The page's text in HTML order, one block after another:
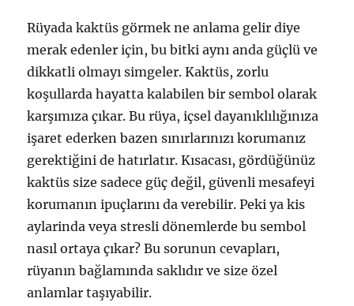
Rüyada kaktüs görmek ne anlama gelir diye
merak edenler için, bu bitki aynı anda güçlü ve
dikkatli olmayı simgeler. Kaktüs, zorlu
koşullarda hayatta kalabilen bir sembol olarak
karşımıza çıkar. Bu rüya, içsel dayanıklılığınıza
işaret ederken bazen sınırlarınızı korumanız
gerektiğini de hatırlatır. Kısacası, gördüğünüz
kaktüs size sadece güç değil, güvenli mesafeyi
korumanın ipuçlarını da verebilir. Peki ya kis
aylarinda veya stresli dönemlerde bu sembol
nasıl ortaya çıkar? Bu sorunun cevapları,
rüyanın bağlamında saklıdır ve size özel
anlamlar taşıyabilir.